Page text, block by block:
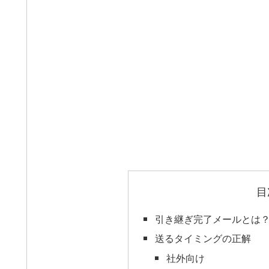
引き継ぎ完了メールとは
送るタイミングの正解
社外向け